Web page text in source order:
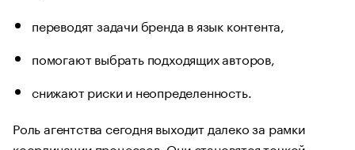
переводят задачи бренда в язык контента,
помогают выбрать подходящих авторов,
снижают риски и неопределенность.
Роль агентства сегодня выходит далеко за рамки